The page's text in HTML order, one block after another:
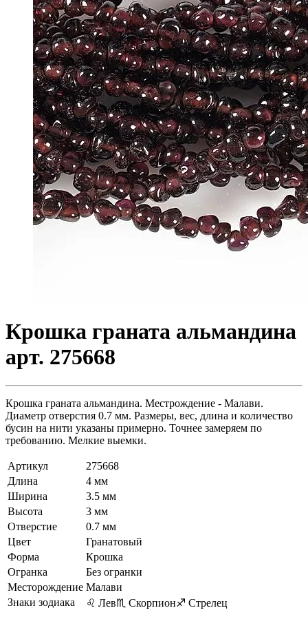
Крошка граната альмандина
арт. 275668
Крошка граната альмандина. Местрождение - Малави.
Диаметр отверстия 0.7 мм. Размеры, вес, длина и количество
бусин на нити указаны примерно. Точнее замеряем по
требованию. Мелкие выемки.
Артикул
275668
Длина
4 мм
Ширина
3.5 мм
Высота
3 мм
Отверстие
0.7 мм
Цвет
Гранатовый
Форма
Крошка
Огранка
Без огранки
Месторождение Малави
Знаки зодиака
♌ Лев♏ Скорпион♐ Стрелец